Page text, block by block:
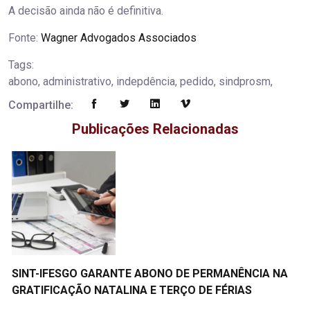
A decisão ainda não é definitiva.
Fonte: Wagner Advogados Associados
Tags:
abono, administrativo, indepdência, pedido, sindprosm,
Compartilhe:
Publicações Relacionadas
SINT-IFESGO GARANTE ABONO DE PERMANÊNCIA NA
GRATIFICAÇÃO NATALINA E TERÇO DE FÉRIAS